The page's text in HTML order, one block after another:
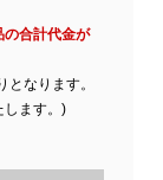
の合計代金が
なります。
します。)